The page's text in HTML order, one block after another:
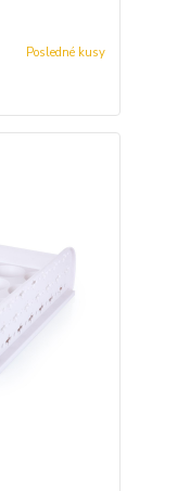
Posledné kusy